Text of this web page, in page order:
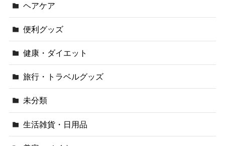
ヘアケア
便利グッズ
健康・ダイエット
旅行・トラベルグッズ
未分類
生活雑貨・日用品